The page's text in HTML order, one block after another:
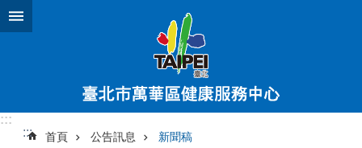
跳到主要內容區塊
:::
:::
首頁 公告訊息 新聞稿